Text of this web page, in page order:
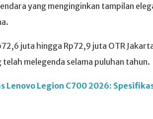
yang menginginkan tampilan
juta hingga Rp72,9 juta OTR
telah melegenda selama puluhan tahun.
Lenovo Legion C700 2026: